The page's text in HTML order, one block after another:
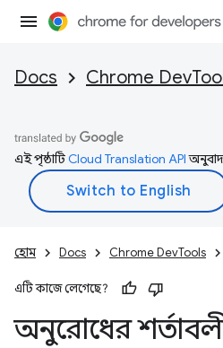
Docs Chrome
এই পৃষ্ঠাটিCloud Translation API
হোম Docs Chrome DevTools
এটি কাজে লেগেছে?
অনুরোধের